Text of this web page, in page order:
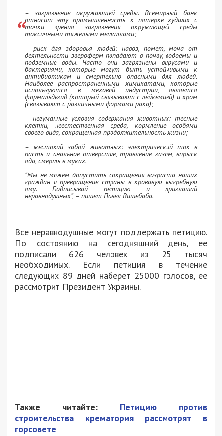
– загрязнение окружающей среды. Всемирный банк
относит эту промышленность к пятерке худших с
точки зрения загрязнения окружающей среды
токсичными тяжелыми металлами;
– риск для здоровья людей: навоз, помет, моча от
деятельности звероферм попадают в почву, водоемы и
подземные воды. Часто они загрязнены вирусами и
бактериями, которые могут быть устойчивыми к
антибиотикам и смертельно опасными для людей.
Наиболее распространенными химикатами, которые
используются в меховой индустрии, является
формальдегид (который связывают с лейкемией) и хром
(связывают с различными формами рака);
– негуманные условия содержания животных: тесные
клетки, неестественная среда, кормление особями
своего вида, сокращенная продолжительность жизни;
– жестокий забой животных: электрический ток в
пасть и анальное отверстие, травление газом, впрыск
яда, смерть в муках.
“Мы не можем допустить сокращения возраста наших
граждан и превращение страны в кровавую выгребную
яму. Подписывай петицию и приглашай
неравнодушных”, – пишет Павел Вишебаба.
Все неравнодушные могут поддержать петицию.
По состоянию на сегодняшний день, ее
подписали 626 человек из 25 тысяч
необходимых. Если петиция в течение
следующих 89 дней наберет 25000 голосов, ее
рассмотрит Президент Украины.
Также читайте: Петицию против
строительства крематория рассмотрят в
горсовете